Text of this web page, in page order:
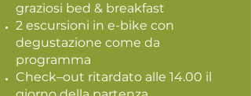
graziosi bed & breakfast
2 escursioni in e-bike con
degustazione come da
programma
Check–out ritardato alle 14.00 il